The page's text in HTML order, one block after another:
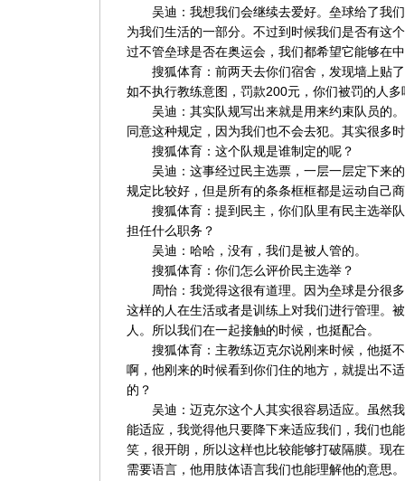
吴迪：我想我们会继续去爱好。垒球给了我们
为我们生活的一部分。不过到时候我们是否有这
过不管垒球是否在奥运会，我们都希望它能够在
搜狐体育：前两天去你们宿舍，发现墙上贴了
如不执行教练意图，罚款200元，你们被罚的人多
吴迪：其实队规写出来就是用来约束队员的。
同意这种规定，因为我们也不会去犯。其实很多
搜狐体育：这个队规是谁制定的呢？
吴迪：这事经过民主选票，一层一层定下来的
规定比较好，但是所有的条条框框都是运动自己
搜狐体育：提到民主，你们队里有民主选举队
担任什么职务？
吴迪：哈哈，没有，我们是被人管的。
搜狐体育：你们怎么评价民主选举？
周怡：我觉得这很有道理。因为垒球是分很多
这样的人在生活或者是训练上对我们进行管理。
人。所以我们在一起接触的时候，也挺配合。
搜狐体育：主教练迈克尔说刚来时候，他挺不
啊，他刚来的时候看到你们住的地方，就提出不
的？
吴迪：迈克尔这个人其实很容易适应。虽然我
能适应，我觉得他只要降下来适应我们，我们也
笑，很开朗，所以这样也比较能够打破隔膜。现
需要语言，他用肢体语言我们也能理解他的意思。